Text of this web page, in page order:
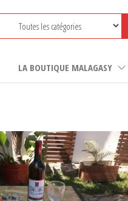
LA BOUTIQUE MALAGASY